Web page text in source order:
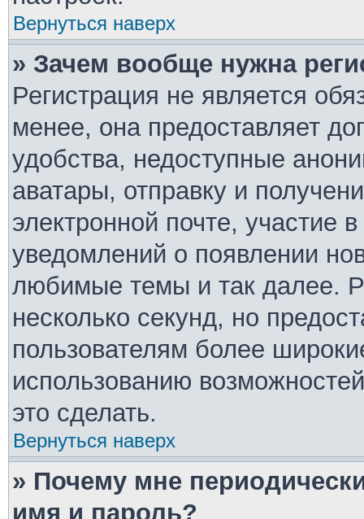
Вернуться наверх
» Зачем вообще нужна
Регистрация не является
менее, она предоставляет
удобства, недоступные
аватары, отправку и
электронной почте, участие
уведомлений о появлении
любимые темы и так далее.
несколько секунд, но
пользователям более
использованию
это сделать.
Вернуться наверх
» Почему мне
имя и пароль?